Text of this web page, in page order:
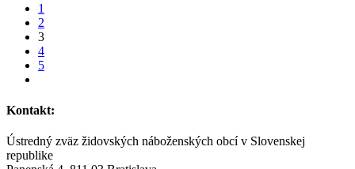
1
2
3
4
5
Kontakt:
Ústredný zväz židovských náboženských obcí v Slovenskej
republike